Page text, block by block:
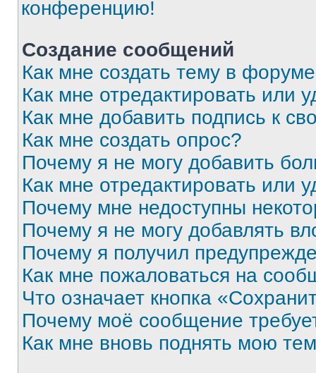
конференцию!
Создание сообщений
Как мне создать тему в
Как мне отредактировать или
Как мне добавить подпись к
Как мне создать опрос?
Почему я не могу добавить
Как мне отредактировать или
Почему мне недоступны
Почему я не могу добавлять
Почему я получил
Как мне пожаловаться на
Что означает кнопка
Почему моё сообщение
Как мне вновь поднять мою